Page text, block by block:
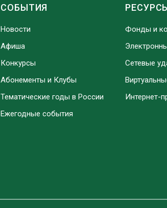
СОБЫТИЯ
Новости
Афиша
Конкурсы
Абонементы и Клубы
Тематические годы в России
Ежегодные события
Фонды и
Сетевые
Интернет-